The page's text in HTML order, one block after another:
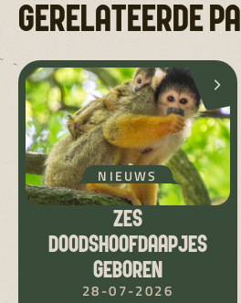
GERELATEERDE
NIEUWS
ZES
DOODSHOOFDAAPJES
GEBOREN
28-07-2026